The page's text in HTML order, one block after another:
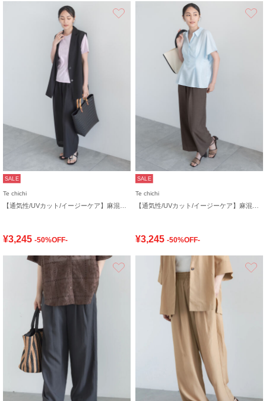
SALE
Te chichi
¥3,245 -50%OFF-
SALE
Te chichi
¥3,245 -50%OFF-